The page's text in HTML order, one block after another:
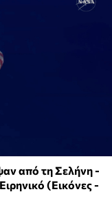
από τη Σελήνη -
(Εικόνες -